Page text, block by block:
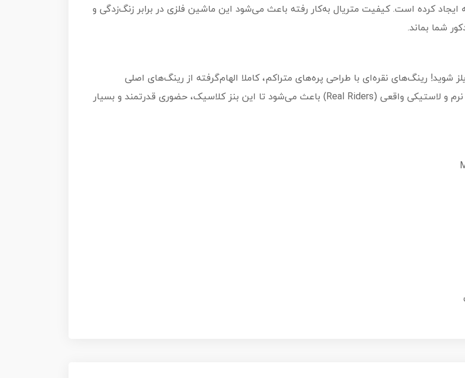
ایجاد کرده است. کیفیت متریال به‌کار رفته باعث می‌شود این ماشین فلزی در برابر زنگ‌زدگی و
شما بماند.
رینگ‌های نقره‌ای با طراحی پره‌های متراکم، کاملا الهام‌گرفته از رینگ‌های اصلی
مرسدس بنز در دهه ۸۰ میلادی هستند. استفاده از تایرهای نرم و لاستیکی واقعی (Real Riders) باعث می‌شود تا این بنز کلاسیک، حضوری قدرتمند و بسیار